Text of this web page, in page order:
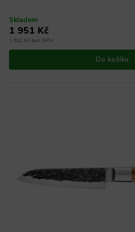
Skladem
1 612 Kč bez DPH
1 951 Kč
Do košíku